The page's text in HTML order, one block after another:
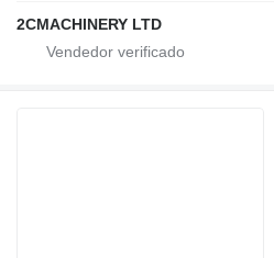
2CMACHINERY LTD